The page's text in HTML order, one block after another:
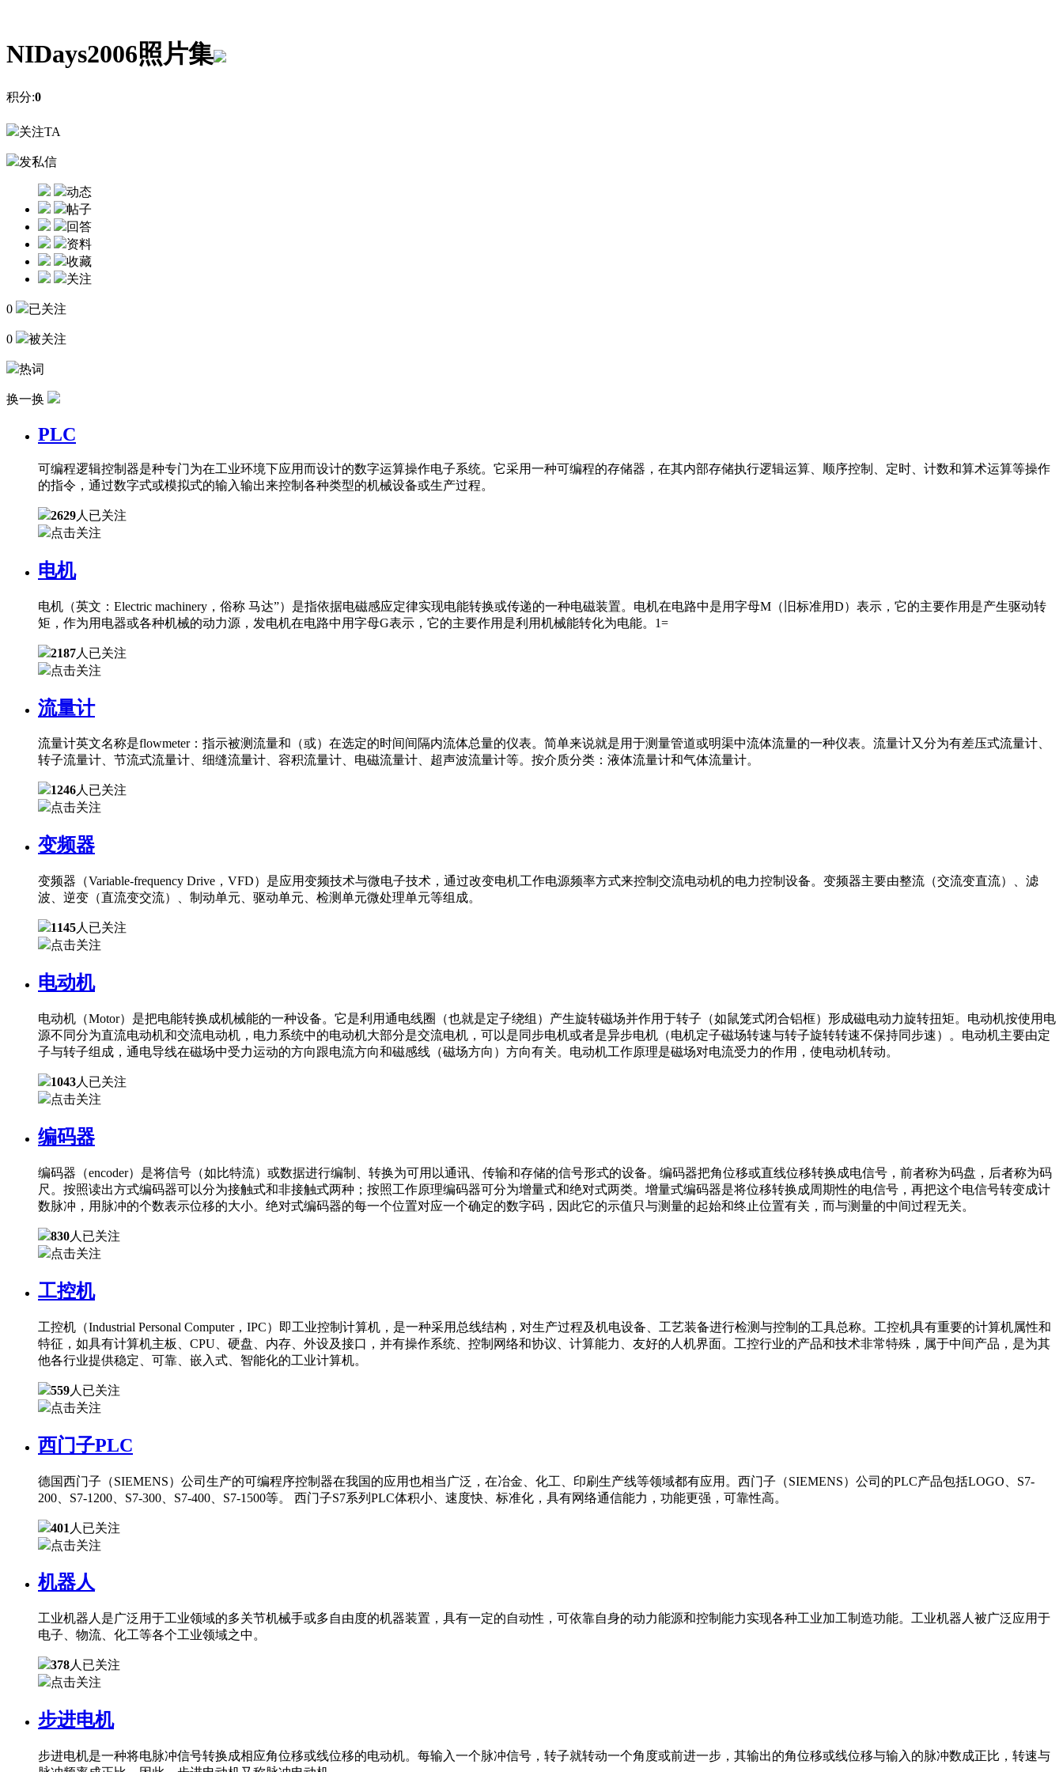
NIDays2006照片集
积分:0
关注TA
发私信
动态
帖子
回答
资料
收藏
关注
0 已关注
0 被关注
热词
换一换
PLC
可编程逻辑控制器是种专门为在工业环境下应用而设计的数字运算操作电子系统。它采用一种可编程的存储器，在其内部存储执行逻辑运算、顺序控制、定时、计数和算术运算等操作
的指令，通过数字式或模拟式的输入输出来控制各种类型的机械设备或生产过程。
2629人已关注
点击关注
电机
电机（英文：Electric machinery，俗称 马达”）是指依据电磁感应定律实现电能转换或传递的一种电磁装置。电机在电路中是用字母M（旧标准用D）表示，它的主要作用是产生驱动转
矩，作为用电器或各种机械的动力源，发电机在电路中用字母G表示，它的主要作用是利用机械能转化为电能。1=
2187人已关注
点击关注
流量计
流量计英文名称是flowmeter：指示被测流量和（或）在选定的时间间隔内流体总量的仪表。简单来说就是用于测量管道或明渠中流体流量的一种仪表。流量计又分为有差压式流量计、
转子流量计、节流式流量计、细缝流量计、容积流量计、电磁流量计、超声波流量计等。按介质分类：液体流量计和气体流量计。
1246人已关注
点击关注
变频器
变频器（Variable-frequency Drive，VFD）是应用变频技术与微电子技术，通过改变电机工作电源频率方式来控制交流电动机的电力控制设备。变频器主要由整流（交流变直流）、滤
波、逆变（直流变交流）、制动单元、驱动单元、检测单元微处理单元等组成。
1145人已关注
点击关注
电动机
电动机（Motor）是把电能转换成机械能的一种设备。它是利用通电线圈（也就是定子绕组）产生旋转磁场并作用于转子（如鼠笼式闭合铝框）形成磁电动力旋转扭矩。电动机按使用电
源不同分为直流电动机和交流电动机，电力系统中的电动机大部分是交流电机，可以是同步电机或者是异步电机（电机定子磁场转速与转子旋转转速不保持同步速）。电动机主要由定
子与转子组成，通电导线在磁场中受力运动的方向跟电流方向和磁感线（磁场方向）方向有关。电动机工作原理是磁场对电流受力的作用，使电动机转动。
1043人已关注
点击关注
编码器
编码器（encoder）是将信号（如比特流）或数据进行编制、转换为可用以通讯、传输和存储的信号形式的设备。编码器把角位移或直线位移转换成电信号，前者称为码盘，后者称为码
尺。按照读出方式编码器可以分为接触式和非接触式两种；按照工作原理编码器可分为增量式和绝对式两类。增量式编码器是将位移转换成周期性的电信号，再把这个电信号转变成计
数脉冲，用脉冲的个数表示位移的大小。绝对式编码器的每一个位置对应一个确定的数字码，因此它的示值只与测量的起始和终止位置有关，而与测量的中间过程无关。
830人已关注
点击关注
工控机
工控机（Industrial Personal Computer，IPC）即工业控制计算机，是一种采用总线结构，对生产过程及机电设备、工艺装备进行检测与控制的工具总称。工控机具有重要的计算机属性和
特征，如具有计算机主板、CPU、硬盘、内存、外设及接口，并有操作系统、控制网络和协议、计算能力、友好的人机界面。工控行业的产品和技术非常特殊，属于中间产品，是为其
他各行业提供稳定、可靠、嵌入式、智能化的工业计算机。
559人已关注
点击关注
西门子PLC
德国西门子（SIEMENS）公司生产的可编程序控制器在我国的应用也相当广泛，在冶金、化工、印刷生产线等领域都有应用。西门子（SIEMENS）公司的PLC产品包括LOGO、S7-
200、S7-1200、S7-300、S7-400、S7-1500等。 西门子S7系列PLC体积小、速度快、标准化，具有网络通信能力，功能更强，可靠性高。
401 人已关注
点击关注
机器人
工业机器人是广泛用于工业领域的多关节机械手或多自由度的机器装置，具有一定的自动性，可依靠自身的动力能源和控制能力实现各种工业加工制造功能。工业机器人被广泛应用于
电子、物流、化工等各个工业领域之中。
378人已关注
点击关注
步进电机
步进电机是一种将电脉冲信号转换成相应角位移或线位移的电动机。每输入一个脉冲信号，转子就转动一个角度或前进一步，其输出的角位移或线位移与输入的脉冲数成正比，转速与